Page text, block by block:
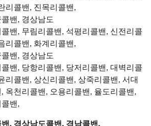
리콜밴, 진목리콜밴,
밴, 경상남도
밴, 무림리콜밴, 석평리콜밴, 신전리콜
리콜밴, 화계리콜밴,
밴, 경상남도
밴, 당항리콜밴, 당저리콜밴, 대벽리콜
리콜밴, 상신리콜밴, 상죽리콜밴, 서대
옥천리콜밴, 오용리콜밴, 율도리콜밴,
밴,
, 경상남도콜밴, 경남콜밴,